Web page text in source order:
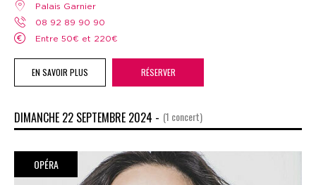
Palais Garnier
08 92 89 90 90
Entre 50€ et 220€
EN SAVOIR PLUS RÉSERVER
DIMANCHE 22 SEPTEMBRE 2024 - (1 concert)
OPÉRA